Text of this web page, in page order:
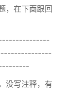
，在下面跟回
没写注释，有